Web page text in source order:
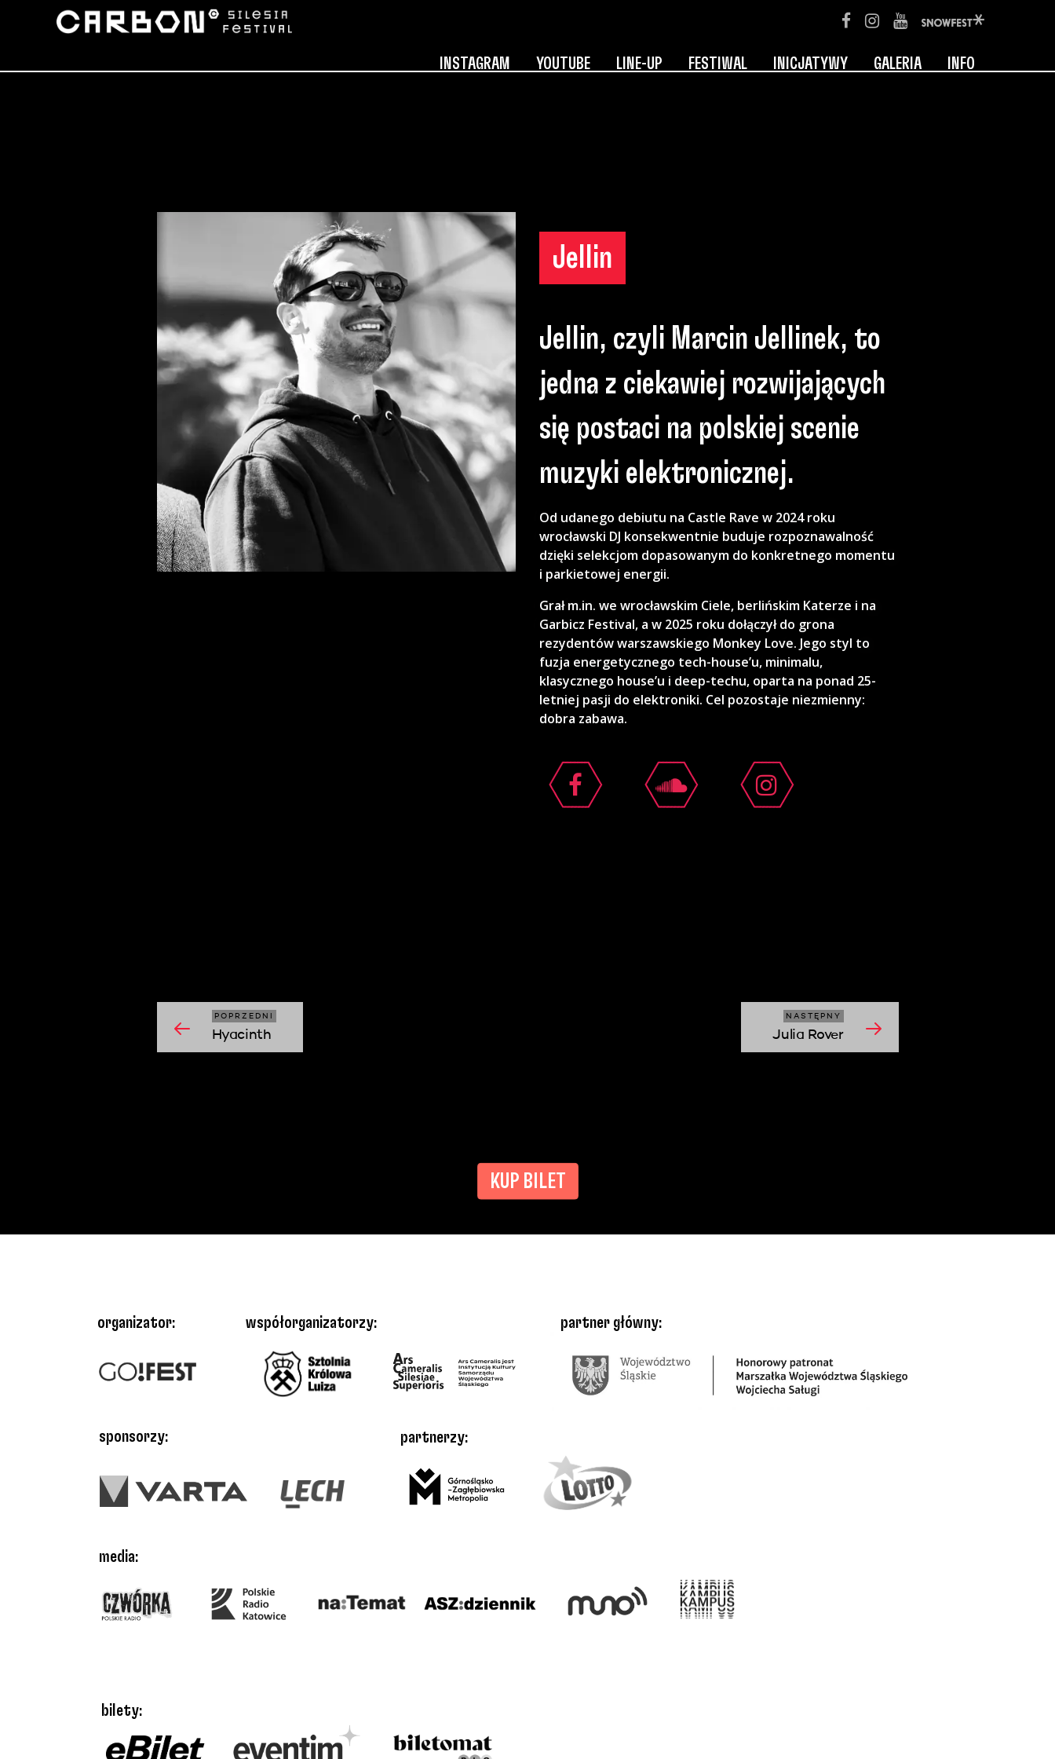
INSTAGRAM YOUTUBE LINE-UP FESTIWAL INICJATYWY GALERIA INFO
Jellin
Jellin, czyli Marcin Jellinek, to
jedna z ciekawiej rozwijających
się postaci na polskiej scenie
muzyki elektronicznej.
Od udanego debiutu na Castle Rave w 2024 roku
wrocławski DJ konsekwentnie buduje rozpoznawalność
dzięki selekcjom dopasowanym do konkretnego momentu
i parkietowej energii.
Grał m.in. we wrocławskim Ciele, berlińskim Katerze i na
Garbicz Festival, a w 2025 roku dołączył do grona
rezydentów warszawskiego Monkey Love. Jego styl to
fuzja energetycznego tech-house’u, minimalu,
klasycznego house’u i deep-techu, oparta na ponad 25-
letniej pasji do elektroniki. Cel pozostaje niezmienny:
dobra zabawa.
POPRZEDNI
Hyacinth
NASTĘPNY
Julia Rover
KUP BILET
partner główny:
sponsorzy:
organizator: współorganizatorzy:
media:
bilety:
partnerzy: